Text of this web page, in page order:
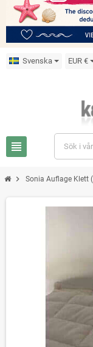
Svenska EUR €
view_headline
chevron_right Sonia Auflage Klett